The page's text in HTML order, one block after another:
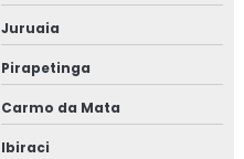
Juruaia
Pirapetinga
Carmo da Mata
Ibiraci